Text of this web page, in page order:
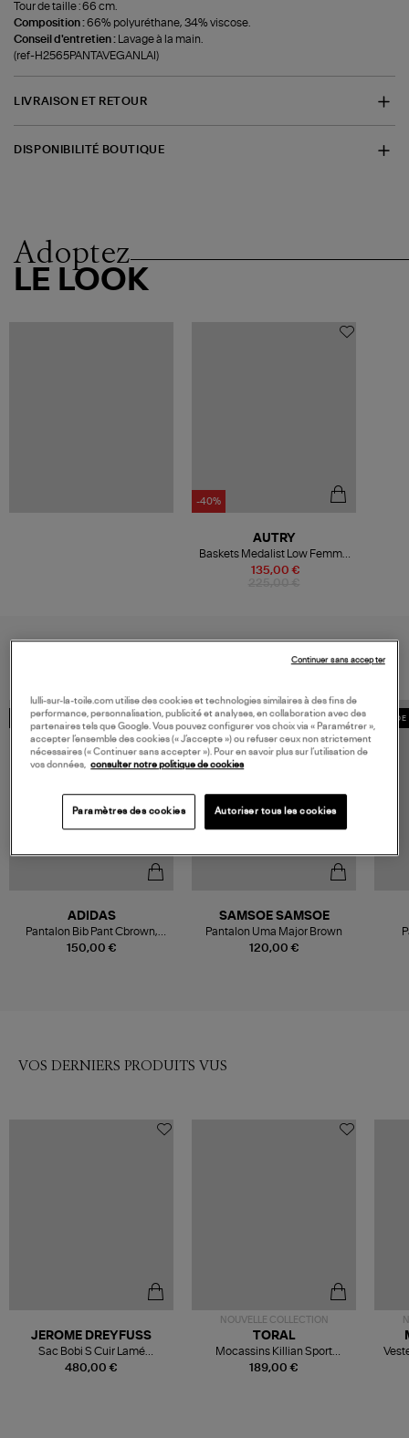
Tour de taille : 66 cm.
Composition :66% polyuréthane, 34% viscose.
Conseil d'entretien :
Lavage à la main.
(ref-H2565PANTAVEGANLAI)
LIVRAISON ET RETOUR
DISPONIBILITÉ BOUTIQUE
Adoptez
LE LOOK
-40%
135,00 €
AUTRY
Baskets Medalist Low Femme
Leat Swoll Sh
VOUS AIMEREZ AUSSI
COLLABORATION
150,00 €
ADIDAS
Pantalon Bib Pant Cbrown,
Collaboration Adidas x Moon
120,00 €
SAMSOE SAMSOE
Pantalon Uma Major Brown
VOS DERNIERS PRODUITS VUS
480,00 €
JEROME DREYFUSS
Sac Bobi S Cuir Lamé
Champagne
NOUVELLE COLLECTION
189,00 €
TORAL
Mocassins Killian Sport
Mousse
lulli-sur-la-toile.com utilise des cookies et technologies similaires à des fins de
performance, personnalisation, publicité et analyses, en collaboration avec des
partenaires tels que Google. Vous pouvez configurer vos choix via « Paramétrer »,
accepter l’ensemble des cookies (« J’accepte ») ou refuser ceux non strictement
nécessaires (« Continuer sans accepter »). Pour en savoir plus sur l’utilisation de
vos données, consulter notre politique de cookies
Paramètres des cookies Autoriser tous les cookies
Continuer sans accepter